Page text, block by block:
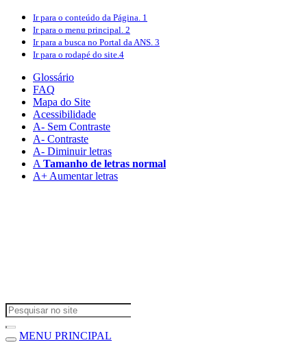
Ir para o conteúdo da Página. 1
Ir para o menu principal. 2
Ir para a busca no Portal da ANS. 3
Ir para o rodapé do site.4
Glossário
FAQ
Mapa do Site
Acessibilidade
A- Sem Contraste
A- Contraste
A- Diminuir letras
A Tamanho de letras normal
A+ Aumentar letras
MENU PRINCIPAL